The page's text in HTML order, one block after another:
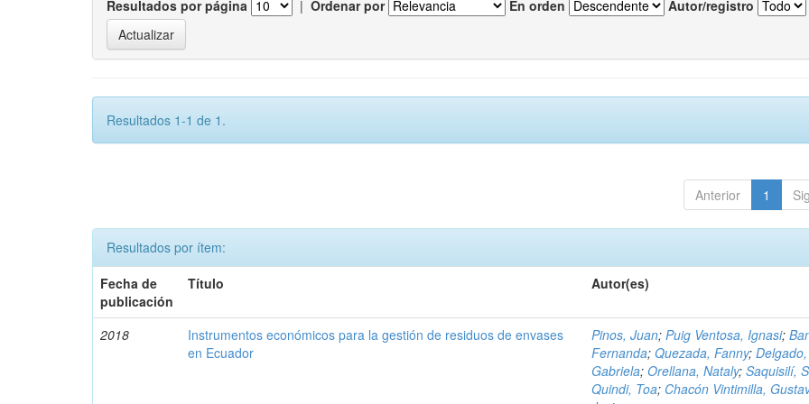
Resultados por página | Ordenar por En orden Autor/registro
Resultados 1-1 de 1.
Anterior 1
Resultados por ítem:
Fecha de
publicación
Título Autor(es)
2018
Instrumentos económicos para la gestión de residuos de envases
en Ecuador
Pinos, Juan;Puig Ventosa, Ignasi;
Fernanda;Quezada, Fanny;Delgado,
Gabriela;Orellana, Nataly;Saquisilí,
Quindi, Toa; Chacón Vintimilla,